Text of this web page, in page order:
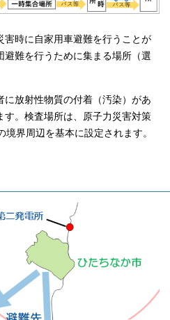
害時に自家用車避難を行うことが
避難を行うために集まる場所（選
に放射性物質の付着（汚染）があ
す。検査場所は、原子力災害対策
界周辺を基本に設定されます。